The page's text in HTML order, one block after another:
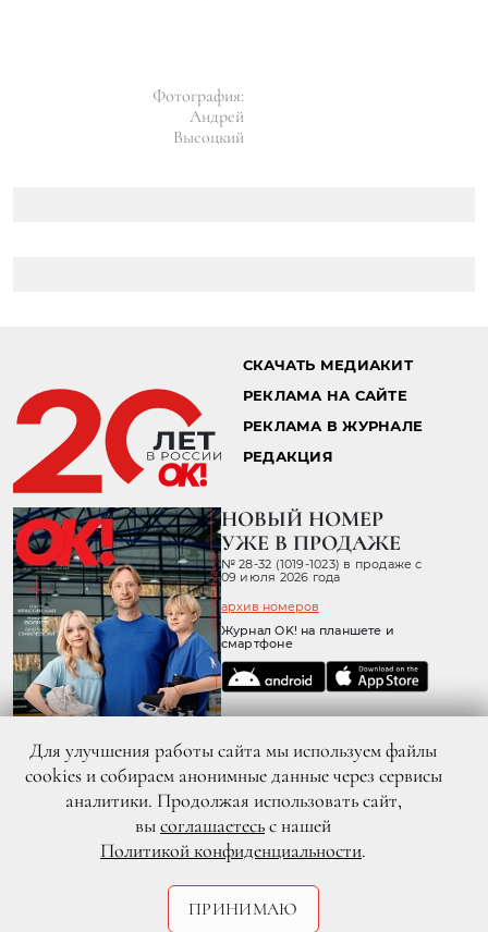
Фотография:
Андрей
Высоцкий
СКАЧАТЬ МЕДИАКИТ
РЕКЛАМА НА САЙТЕ
РЕКЛАМА В ЖУРНАЛЕ
РЕДАКЦИЯ
НОВЫЙ НОМЕР
УЖЕ В ПРОДАЖЕ
№ 28-32 (1019-1023) в продаже с
09 июля 2026 года
архив номеров
Журнал OK! на планшете и
смартфоне
© 2026 ООО «ХИТ ТВ» Все права защищены. 16+
Согласие пользователя сайта на обработку персональных данных
Для улучшения работы сайта мы используем файлы
cookies и собираем анонимные данные через сервисы
аналитики. Продолжая использовать сайт,
высоглашаетесьс нашей
Политикой конфиденциальности.
ПРИНИМАЮ